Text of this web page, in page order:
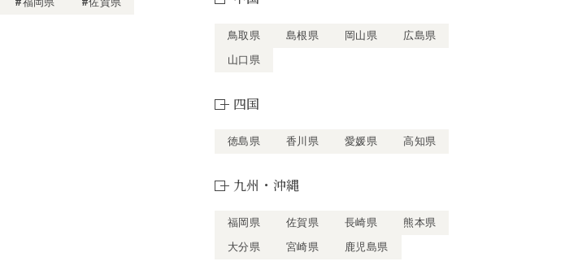
鳥取県 島根県 岡山県
広島県
山口県
四国
徳島県 香川県 愛媛県 高知県
九州・沖縄
福岡県 佐賀県 長崎県
熊本県
大分県
宮崎県 鹿児島県